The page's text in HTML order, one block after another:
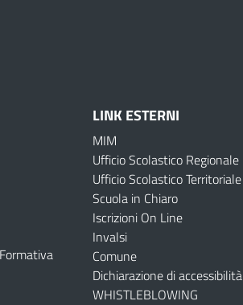
LINK ESTERNI
MIM
Ufficio Scolastico Regionale
Ufficio Scolastico Territoriale
Scuola in Chiaro
Iscrizioni On Line
Invalsi
Comune
Dichiarazione di accessibilità
WHISTLEBLOWING